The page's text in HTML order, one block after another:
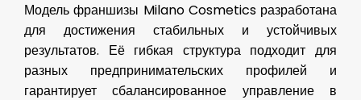
Модель франшизы Milano Cosmetics разработана
для достижения стабильных и устойчивых
результатов. Её гибкая структура подходит для
разных предпринимательских профилей и
гарантирует сбалансированное управление в